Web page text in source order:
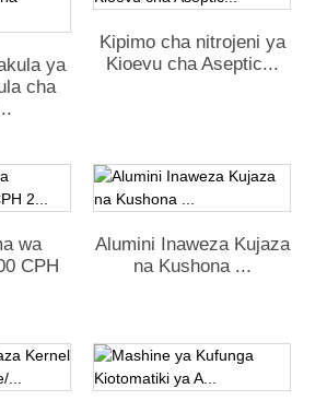
ya
cha
Kipimo cha nitrojeni ya
Kioevu cha Aseptic...
wa
CPH
Alumini Inaweza Kujaza
na Kushona ...